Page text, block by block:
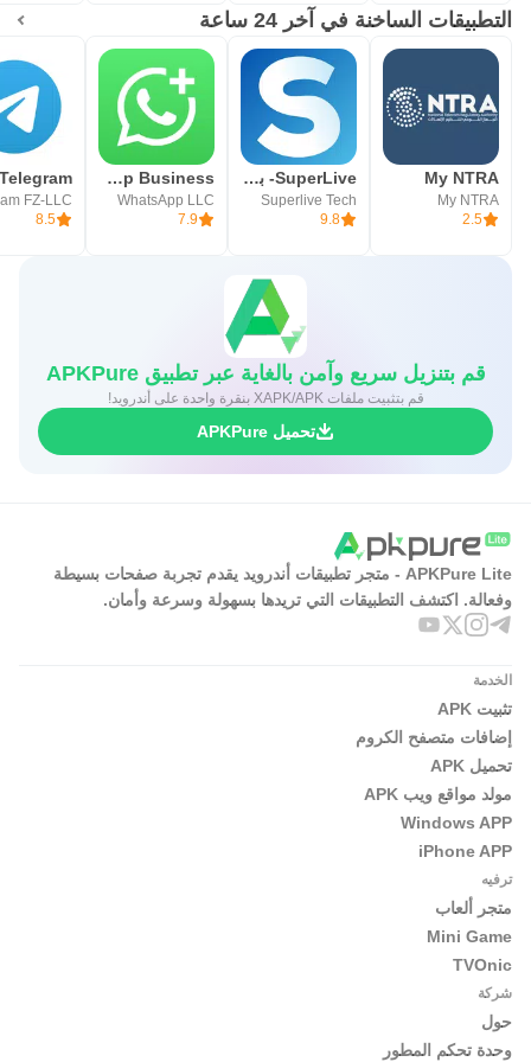
التطبيقات الساخنة في آخر 24 ساعة
My NTRA
My NTRA
2.5
SuperLive- بث مباشر و دردشة
Superlive Tech
9.8
WhatsApp Business
WhatsApp LLC
7.9
Telegram
FZ-LLC
8.5
قم بتنزيل سريع وآمن بالغاية عبر تطبيق APKPure
قم بتثبيت ملفات XAPK/APK بنقرة واحدة على أندرويد!
تحميل APKPure
APKPure Lite - متجر تطبيقات أندرويد يقدم تجربة صفحات بسيطة
وفعالة. اكتشف التطبيقات التي تريدها بسهولة وسرعة وأمان.
الخدمة
تثبيت APK
إضافات متصفح الكروم
تحميل APK
مولد مواقع ويب APK
Windows APP
iPhone APP
ترفيه
متجر ألعاب
Mini Game
TVOnic
شركة
حول
وحدة تحكم المطور